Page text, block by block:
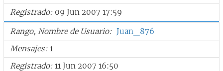
Registrado 09 Jun 2007 17:59
Rango, Nombre de Usuario
Juan_876
Mensajes 1
Registrado 11 Jun 2007 16:50